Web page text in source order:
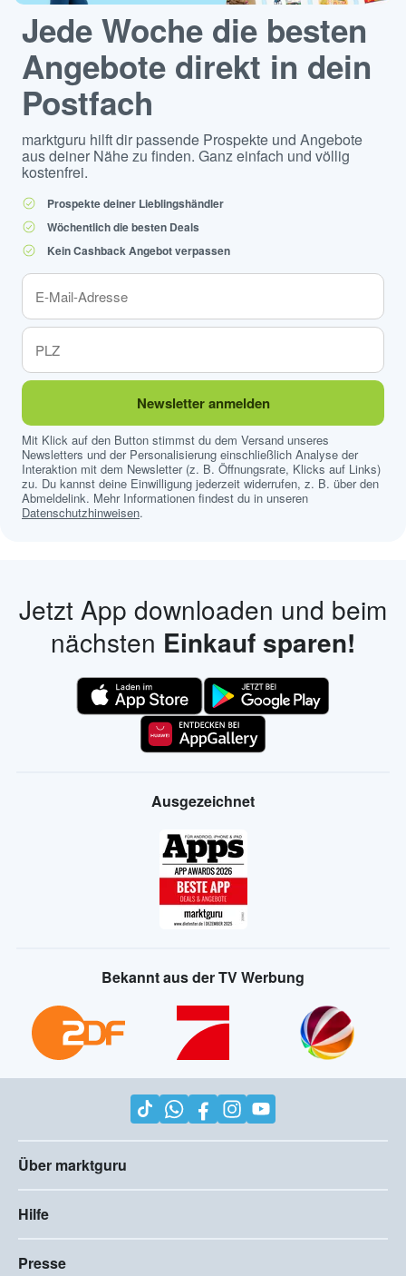
Jede Woche die besten
Angebote direkt in dein
Postfach
marktguru hilft dir passende Prospekte und Angebote
aus deiner Nähe zu finden. Ganz einfach und völlig
kostenfrei.
Prospekte deiner Lieblingshändler
Wöchentlich die besten Deals
Kein Cashback Angebot verpassen
Newsletter anmelden
Mit Klick auf den Button stimmst du dem Versand unseres
Newsletters und der Personalisierung einschließlich Analyse der
Interaktion mit dem Newsletter (z. B. Öffnungsrate, Klicks auf Links)
zu. Du kannst deine Einwilligung jederzeit widerrufen, z. B. über den
Abmeldelink. Mehr Informationen findest du in unseren
Datenschutzhinweisen.
Jetzt App downloaden und beim
nächsten Einkauf sparen!
Ausgezeichnet
Bekannt aus der TV Werbung
Über marktguru
Hilfe
Presse